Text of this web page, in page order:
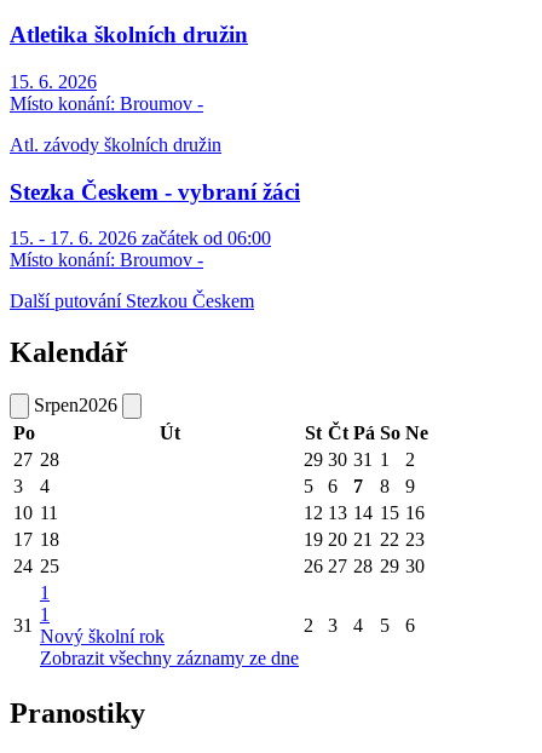
Atletika školních družin
15. 6. 2026
Místo konání: Broumov -
Atl. závody školních družin
Stezka Českem - vybraní žáci
15. - 17. 6. 2026 začátek od 06:00
Místo konání: Broumov -
Další putování Stezkou Českem
Kalendář
Srpen2026
Po
Út St Čt Pá So Ne
27 28 29 30 31 1
2
3
4 5 6 7 8
9
10 11 12 13 14 15 16
17 18 19 20 21 22 23
24 25 26 27 28 29 30
31
1
1
Nový školní rok
Zobrazit všechny záznamy ze dne
2 3 4 5 6
Pranostiky